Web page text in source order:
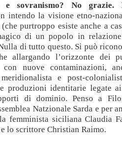
sovranismo? No grazie.
intendo la visione etno-
purtroppo esiste anche a
di un popolo in
di tutto questo. Si può
allargando l’orizzonte dei
con nuove contaminazioni,
meridionalista e post-
produzioni identitarie legate
di dominio. Penso a
Natzionale Sarda e per
femminista siciliana Claudia
lo scrittore Christian Raimo.